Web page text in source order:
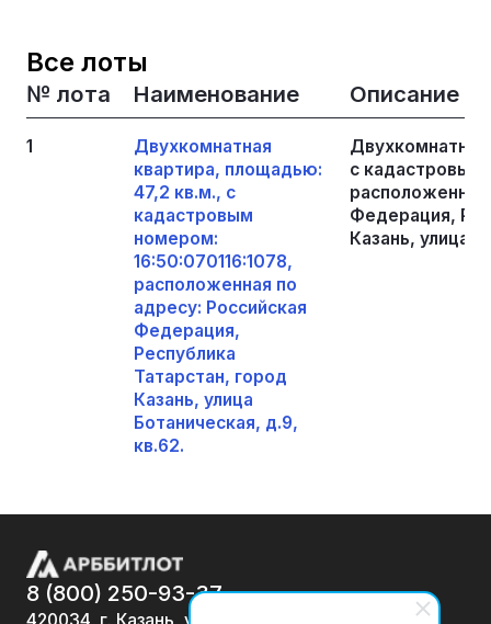
Все лоты
№ лота Наименование Описание
1
Двухкомнатная
квартира, площадью:
47,2 кв.м., с
кадастровым
номером:
16:50:070116:1078,
расположенная по
адресу: Российская
Федерация,
Республика
Татарстан, город
Казань, улица
Ботаническая, д.9,
кв.62.
с кадастровым
расположенная
Федерация,
Казань, улица
8 (800) 250-93-37